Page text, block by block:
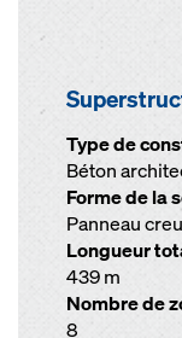
Type de
Béton
Forme de la
Panneau
Longueur
439 m
Nombre de
8